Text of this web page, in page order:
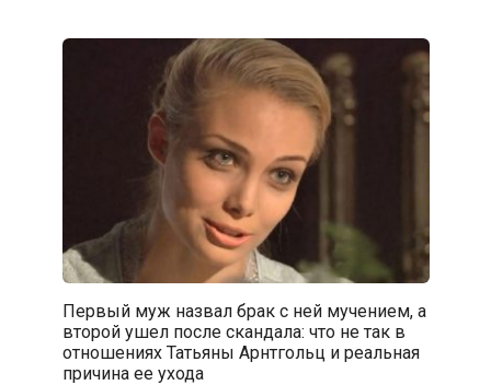
Первый муж назвал брак с ней мучением, а
второй ушел после скандала: что не так в
отношениях Татьяны Арнтгольц и реальная
причина ее ухода